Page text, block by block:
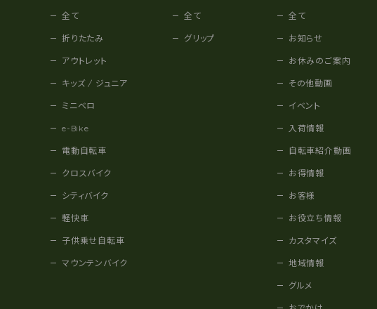
全て
折りたたみ
アウトレット
キッズ / ジュニア
ミニベロ
e-Bike
電動自転車
クロスバイク
シティバイク
軽快車
子供乗せ自転車
マウンテンバイク
全て
グリップ
全て
お知らせ
お休みのご案内
その他動画
イベント
入荷情報
自転車紹介動画
お得情報
お客様
お役立ち情報
カスタマイズ
地域情報
グルメ